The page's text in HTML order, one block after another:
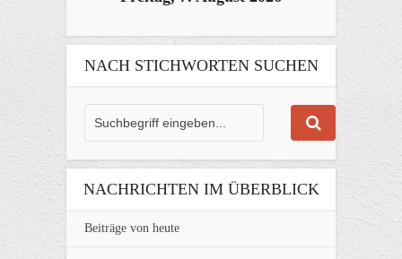
NACH STICHWORTEN SUCHEN
NACHRICHTEN IM ÜBERBLICK
Beiträge von heute